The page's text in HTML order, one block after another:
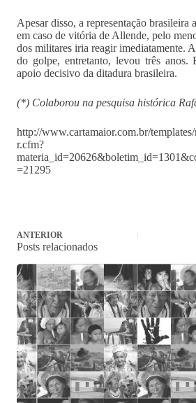
Apesar disso, a representação brasileira
em caso de vitória de Allende, pelo
dos militares iria reagir imediatamente.
do golpe, entretanto, levou três anos.
apoio decisivo da ditadura brasileira.
(*) Colaborou na pesquisa histórica
http://www.cartamaior.com.br/
r.cfm?
=21295
ANTERIOR
Posts relacionados